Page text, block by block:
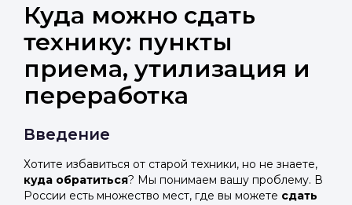
Куда можно сдать
технику: пункты
приема, утилизация и
переработка
Введение
Хотите избавиться от старой техники, но не знаете,
куда обратиться? Мы понимаем вашу проблему. В
России есть множество мест, где вы можете сдать